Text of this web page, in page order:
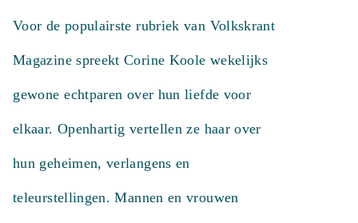
Voor de populairste rubriek van Volkskrant
Magazine spreekt Corine Koole wekelijks
gewone echtparen over hun liefde voor
elkaar. Openhartig vertellen ze haar over
hun geheimen, verlangens en
teleurstellingen. Mannen en vrouwen